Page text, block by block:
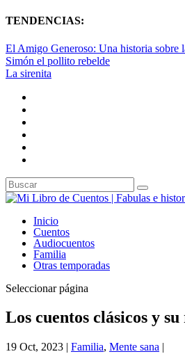
TENDENCIAS:
El Amigo Generoso: Una historia sobre
Simón el pollito rebelde
La sirenita
Inicio
Cuentos
Audiocuentos
Familia
Otras temporadas
Seleccionar página
Los cuentos clásicos y
19 Oct, 2023 | Familia, Mente sana |